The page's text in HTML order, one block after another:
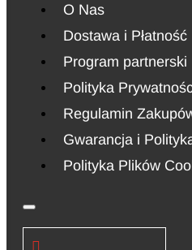
O Nas
Dostawa i Płatność
Program partnerski
Polityka
Regulamin
Gwarancja i
Polityka Plików